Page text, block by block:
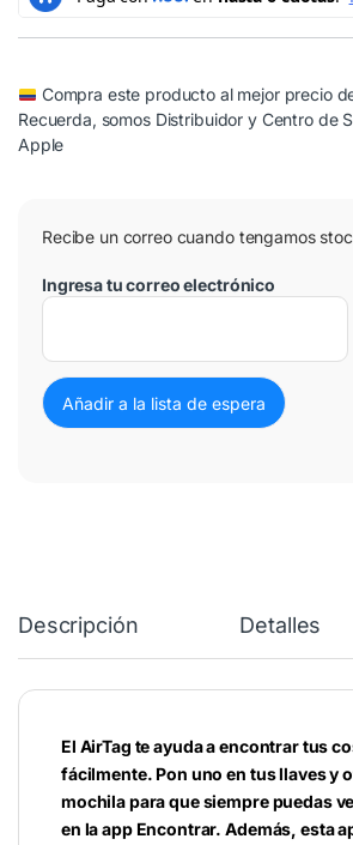
Compra este producto al mejor precio
Recuerda, somos Distribuidor y Centro de
Apple
Recibe un correo cuando tengamos
Ingresa tu correo electrónico
Descripción Detalles
El AirTag te ayuda a encontrar tus
fácilmente. Pon uno en tus llaves y
mochila para que siempre puedas
en la app Encontrar. Además, esta